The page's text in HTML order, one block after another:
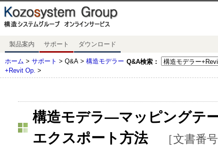
製品案内 サポート ダウンロード
Q&A検索：
ホーム > サポート > Q&A > 構造モデラー
+Revit Op. >
構造モデラ―マッピングテ
エクスポート方法
［文書番